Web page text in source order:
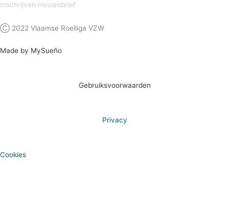
Inschrijven nieuwsbrief
Ⓒ 2022 Vlaamse Roeiliga VZW
Made by MySueño
Gebruiksvoorwaarden
Privacy
Cookies